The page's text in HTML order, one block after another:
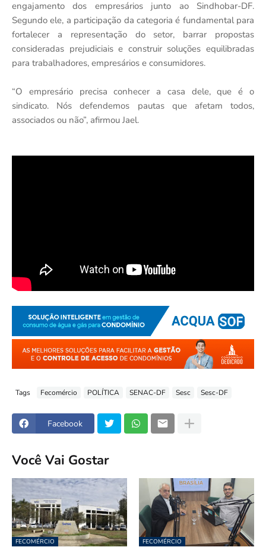
engajamento dos empresários junto ao Sindhobar-DF.
Segundo ele, a participação da categoria é fundamental para
fortalecer a representação do setor, barrar propostas
consideradas prejudiciais e construir soluções equilibradas
para trabalhadores, empresários e consumidores.
“O empresário precisa conhecer a casa dele, que é o
sindicato. Nós defendemos pautas que afetam todos,
associados ou não”, afirmou Jael.
Tags Fecomércio POLÍTICA SENAC-DF Sesc Sesc-DF
Facebook
Você Vai Gostar
FECOMÉRCIO FECOMÉRCIO